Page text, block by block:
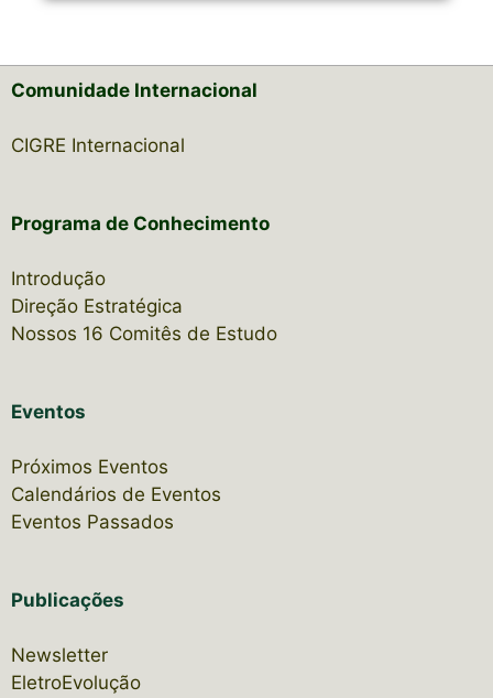
Comunidade Internacional
CIGRE Internacional
Programa de Conhecimento
Introdução
Direção Estratégica
Nossos 16 Comitês de Estudo
Eventos
Próximos Eventos
Calendários de Eventos
Eventos Passados
Publicações
Newsletter
EletroEvolução